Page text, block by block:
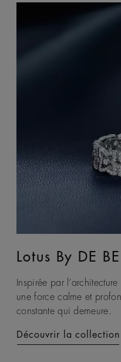
Lotus By DE
Inspirée par
une force calme et
constante qui demeure.
Découvrir la collection
Talisman
La collection Talisman
la terre à travers le
poli, créant un emblème